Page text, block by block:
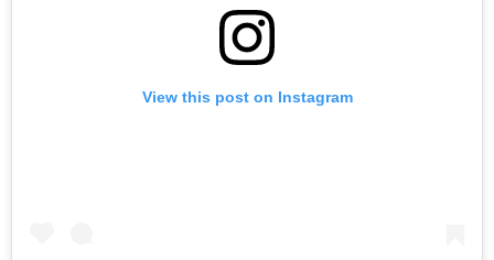
View this post on Instagram